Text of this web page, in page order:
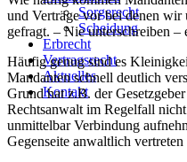
Sorgerecht
Scheidung
Erbrecht
Vertragsrecht
Aktuelles
Kontakt
und Verträge vor bei denen wir
gefragt. – Nie unterschreiben
Häufig genug sind es
Mandanten schnell deutlich
Grund hat z.B. der
Rechtsanwalt im Regelfall
unmittelbar Verbindung
Gegenseite anwaltlich